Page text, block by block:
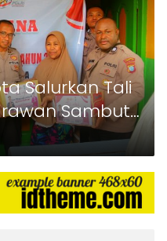
Salurkan Tali
Sambut
80